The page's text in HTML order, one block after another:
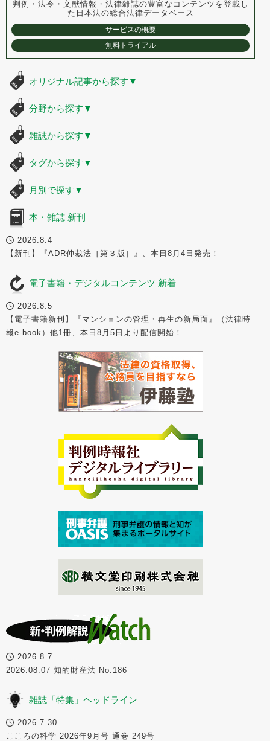
判例・法令・文献情報・法律雑誌の豊富なコンテンツを登載し
た 日本法の総合法律データベース
サービスの概要
無料トライアル
オリジナル記事から探す ▼
分野から探す ▼
雑誌から探す ▼
タグから探す ▼
月別で探す ▼
本・雑誌 新刊
2026.8.4
【新刊】『ADR仲裁法［第３版］』、本日8月4日発売！
電子書籍・デジタルコンテンツ 新着
2026.8.5
【電子書籍新刊】『マンションの管理・再生の新局面』（法律時
報e-book）他1冊、本日8月5日より配信開始！
2026.8.7
2026.08.07 知的財産法 No.186
雑誌「特集」ヘッドライン
2026.7.30
こころの科学 2026年9月号 通巻 249号